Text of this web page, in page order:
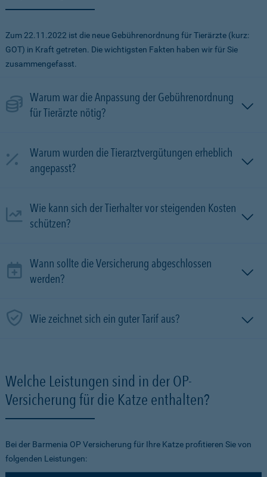
Zum 22.11.2022 ist die neue Gebührenordnung für Tierärzte (kurz:
GOT) in Kraft getreten. Die wichtigsten Fakten haben wir für Sie
zusammengefasst.
Warum war die Anpassung der Gebührenordnung
für Tierärzte nötig?
Warum wurden die Tierarztvergütungen erheblich
angepasst?
Wie kann sich der Tierhalter vor steigenden Kosten
schützen?
Wann sollte die Versicherung abgeschlossen
werden?
Wie zeichnet sich ein guter Tarif aus?
Welche Leistungen sind in der OP-
Versicherung für die Katze enthalten?
Bei der Barmenia OP Versicherung für Ihre Katze profitieren Sie von
folgenden Leistungen: